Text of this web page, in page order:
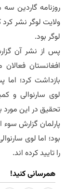
روزنامه گاردین
ولایت لوگر نشر
لوگر بود.
پس از نشر آن
افغانستان
بازداشت کرد؛ اما
لوی سارنوالی و
تحقیق در این مورد
پارلمان گزارش سوء
بود؛ اما لوی
را تایید کرده اند.
همرسانی کنید!